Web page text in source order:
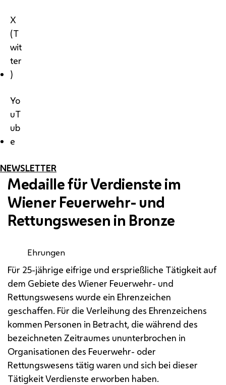
X
(T
wit
ter
)
Yo
uT
ub
e
NEWSLETTER
Medaille für Verdienste im
Wiener Feuerwehr- und
Rettungswesen in Bronze
Ehrungen
Für 25-jährige eifrige und ersprießliche Tätigkeit auf
dem Gebiete des Wiener Feuerwehr- und
Rettungswesens wurde ein Ehrenzeichen
geschaffen. Für die Verleihung des Ehrenzeichens
kommen Personen in Betracht, die während des
bezeichneten Zeitraumes ununterbrochen in
Organisationen des Feuerwehr- oder
Rettungswesens tätig waren und sich bei dieser
Tätigkeit Verdienste erworben haben.